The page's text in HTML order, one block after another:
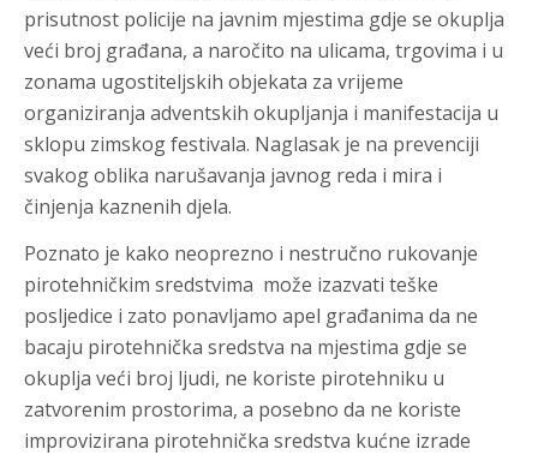
prisutnost policije na javnim mjestima gdje se okuplja
veći broj građana, a naročito na ulicama, trgovima i u
zonama ugostiteljskih objekata za vrijeme
organiziranja adventskih okupljanja i manifestacija u
sklopu zimskog festivala. Naglasak je na prevenciji
svakog oblika narušavanja javnog reda i mira i
činjenja kaznenih djela.
Poznato je kako neoprezno i nestručno rukovanje
pirotehničkim sredstvima može izazvati teške
posljedice i zato ponavljamo apel građanima da ne
bacaju pirotehnička sredstva na mjestima gdje se
okuplja veći broj ljudi, ne koriste pirotehniku u
zatvorenim prostorima, a posebno da ne koriste
improvizirana pirotehnička sredstva kućne izrade